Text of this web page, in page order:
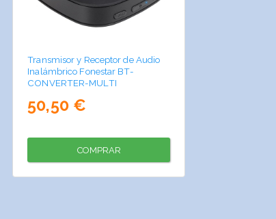
Transmisor y Receptor de Audio
Inalámbrico Fonestar BT-
CONVERTER-MULTI
50,50 €
COMPRAR